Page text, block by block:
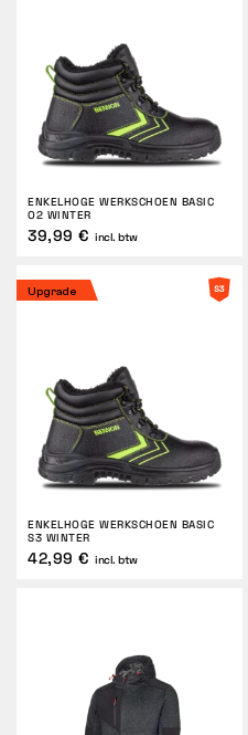
Tactical
Kleding
ALLES OVER WINKELEN
BENNON-LABORATORIUM
WINKEL MET BISTRO
CONTACT
RETOUREN
ENKELHOGE WERKSCHOEN BASIC
O2 WINTER
39,99 € incl. btw
Upgrade
ENKELHOGE WERKSCHOEN BASIC
S3 WINTER
42,99 € incl. btw